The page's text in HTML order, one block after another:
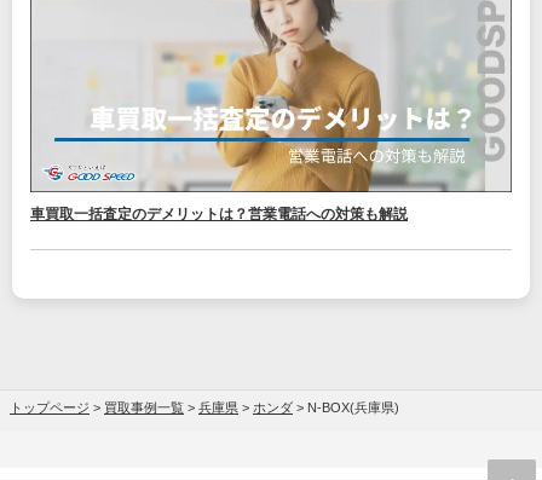
車買取一括査定のデメリットは？営業電話への対策も解説
トップページ > 買取事例一覧 > 兵庫県 > ホンダ > N-BOX(兵庫県)